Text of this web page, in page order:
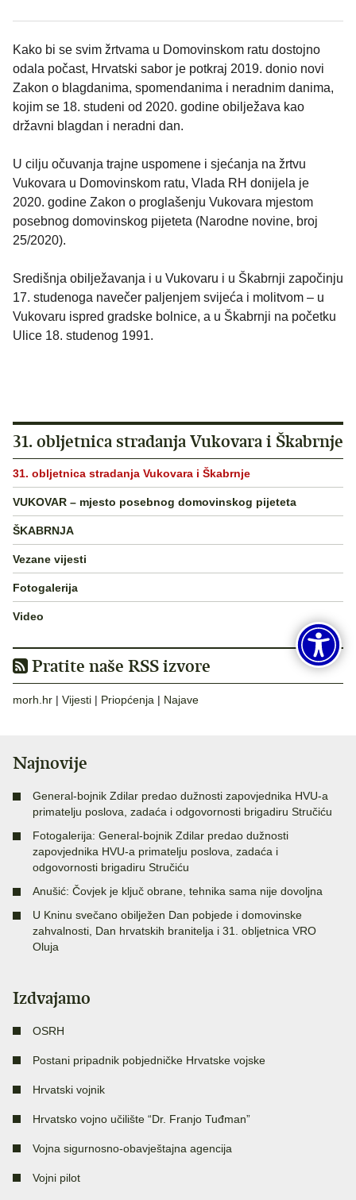
Kako bi se svim žrtvama u Domovinskom ratu dostojno
odala počast, Hrvatski sabor je potkraj 2019. donio novi
Zakon o blagdanima, spomendanima i neradnim danima,
kojim se 18. studeni od 2020. godine obilježava kao
državni blagdan i neradni dan.
U cilju očuvanja trajne uspomene i sjećanja na žrtvu
Vukovara u Domovinskom ratu, Vlada RH donijela je
2020. godine Zakon o proglašenju Vukovara mjestom
posebnog domovinskog pijeteta (Narodne novine, broj
25/2020).
Središnja obilježavanja i u Vukovaru i u Škabrnji započinju
17. studenoga navečer paljenjem svijeća i molitvom – u
Vukovaru ispred gradske bolnice, a u Škabrnji na početku
Ulice 18. studenog 1991.
31. obljetnica stradanja Vukovara i Škabrnje
31. obljetnica stradanja Vukovara i Škabrnje
VUKOVAR – mjesto posebnog domovinskog pijeteta
ŠKABRNJA
Vezane vijesti
Fotogalerija
Video
Pratite naše RSS izvore
morh.hr | Vijesti | Priopćenja | Najave
Najnovije
General-bojnik Zdilar predao dužnosti zapovjednika HVU-a
primatelju poslova, zadaća i odgovornosti brigadiru Stručiću
Fotogalerija: General-bojnik Zdilar predao dužnosti
zapovjednika HVU-a primatelju poslova, zadaća i
odgovornosti brigadiru Stručiću
Anušić: Čovjek je ključ obrane, tehnika sama nije dovoljna
U Kninu svečano obilježen Dan pobjede i domovinske
zahvalnosti, Dan hrvatskih branitelja i 31. obljetnica VRO
Oluja
Izdvajamo
OSRH
Postani pripadnik pobjedničke Hrvatske vojske
Hrvatski vojnik
Hrvatsko vojno učilište “Dr. Franjo Tuđman”
Vojna sigurnosno-obavještajna agencija
Vojni pilot